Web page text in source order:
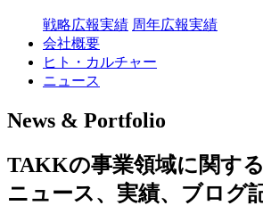
戦略広報実績 周年広報実績
会社概要
ヒト・カルチャー
ニュース
News & Portfolio
TAKKの事業領域に関する
ニュース、実績、ブログ